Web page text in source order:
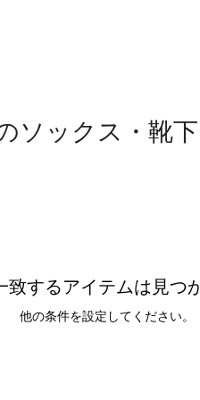
ソックス・靴下
致するアイテムは見つ
他の条件を設定してください。